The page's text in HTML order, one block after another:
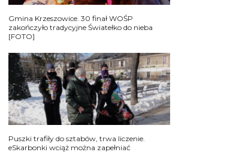
Gmina Krzeszowice. 30 finał WOŚP
zakończyło tradycyjne Światełko do nieba
[FOTO]
Puszki trafiły do sztabów, trwa liczenie.
eSkarbonki wciąż można zapełniać